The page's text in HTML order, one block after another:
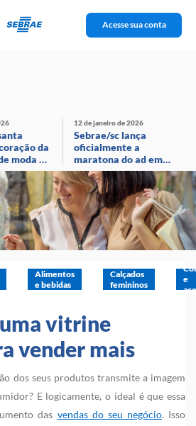
Acesse sua conta
da
moda no
12 de janeiro de 2026
Sebrae/sc lança
oficialmente a
maratona do ad em
evento com
transmissão ao vivo
Alimentos
e bebidas
Calçados
femininos
e
vitrine
vender mais
dos seus produtos transmite a imagem
E logicamente, o ideal é que essa
das vendas do seu negócio. Isso